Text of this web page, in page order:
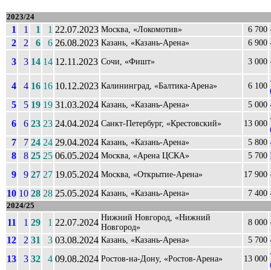
2023/24
1 1 1 1 22.07.2023 Москва, «Локомотив» 6 700
2
2 6 6 26.08.2023 Казань, «Казань-Арена» 6 900
3
3 14 14 12.11.2023 Сочи, «Фишт» 3 000
4 4 16 16 10.12.2023 Калининград, «Балтика-Арена» 6 100
5
5 19 19 31.03.2024 Казань, «Казань-Арена» 5 000
6
6 23 23 24.04.2024 Санкт-Петербург, «Крестовский» 13 000
7
7 24 24 29.04.2024 Казань, «Казань-Арена» 5 800
8
8 25 25 06.05.2024 Москва, «Арена ЦСКА» 5 700
9
9 27 27 19.05.2024 Москва, «Открытие-Арена» 17 900
10 10 28 28 25.05.2024 Казань, «Казань-Арена» 7 400
2024/25
11 1 29 1 22.07.2024 Нижний Новгород, «Нижний
Новгород»
8 000
12
2 31 3 03.08.2024 Казань, «Казань-Арена» 5 700
13
3 32 4 09.08.2024 Ростов-на-Дону, «Ростов-Арена» 13 000